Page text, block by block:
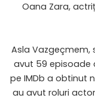
Oana Zara,
Asla
avut 59 episoade
pe IMDb a obtinut
au avut roluri